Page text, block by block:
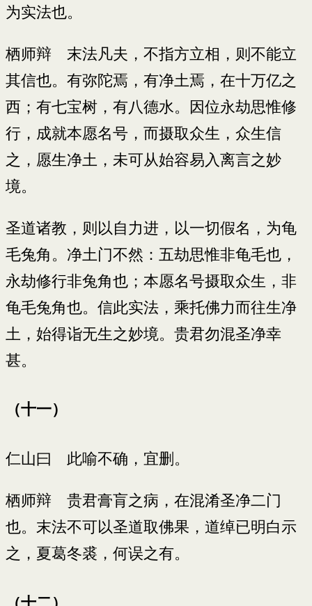
为实法也。
栖师辩 末法凡夫，不指方立相，则不能立
其信也。有弥陀焉，有净土焉，在十万亿之
西；有七宝树，有八德水。因位永劫思惟修
行，成就本愿名号，而摄取众生，众生信
之，愿生净土，未可从始容易入离言之妙
境。
圣道诸教，则以自力进，以一切假名，为龟
毛兔角。净土门不然：五劫思惟非龟毛也，
永劫修行非兔角也；本愿名号摄取众生，非
龟毛兔角也。信此实法，乘托佛力而往生净
土，始得诣无生之妙境。贵君勿混圣净幸
甚。
（十一）
仁山曰 此喻不确，宜删。
栖师辩 贵君膏肓之病，在混淆圣净二门
也。末法不可以圣道取佛果，道绰已明白示
之，夏葛冬裘，何误之有。